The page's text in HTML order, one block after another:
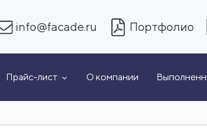
info@facade.ru Портфолио
Прайс-лист О компании